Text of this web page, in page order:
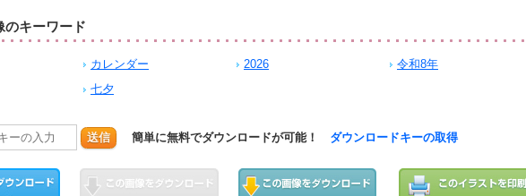
のキーワード
カレンダー 2026
令和8年
七夕
送信 簡単に無料でダウンロードが可能！ ダウンロードキーの取得